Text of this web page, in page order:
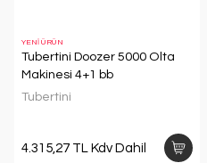
YENİ ÜRÜN
Tubertini Doozer 5000 Olta
Makinesi 4+1 bb
Tubertini
4.315,27 TL Kdv Dahil